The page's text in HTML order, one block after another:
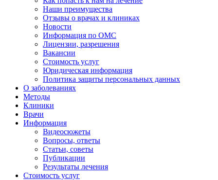
Наши преимущества
Отзывы о врачах и клиниках
Новости
Информация по ОМС
Лицензии, разрешения
Вакансии
Стоимость услуг
Юридическая информация
Политика защиты персональных данных
О заболеваниях
Методы
Клиники
Врачи
Информация
Видеосюжеты
Вопросы, ответы
Статьи, советы
Публикации
Результаты лечения
Стоимость услуг